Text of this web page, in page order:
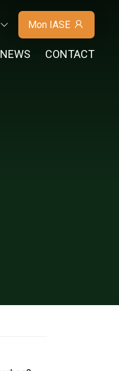
Mon IASE
NEWS CONTACT